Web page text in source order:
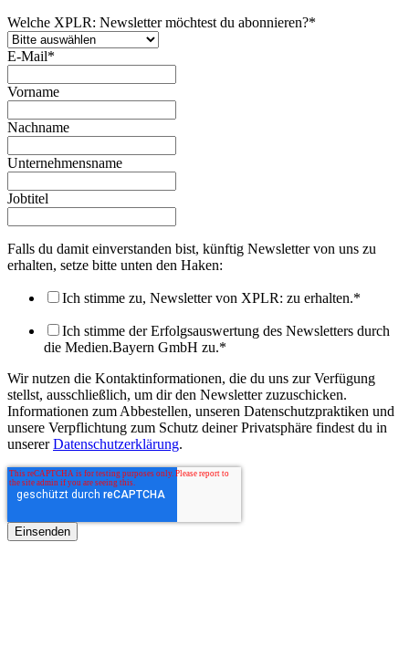
Welche XPLR: Newsletter möchtest du abonnieren?*
E-Mail*
Vorname
Nachname
Unternehmensname
Jobtitel
Falls du damit einverstanden bist, künftig Newsletter von uns zu
erhalten, setze bitte unten den Haken:
Ich stimme zu, Newsletter von XPLR: zu erhalten.*
Ich stimme der Erfolgsauswertung des Newsletters durch
die Medien.Bayern GmbH zu.*
Wir nutzen die Kontaktinformationen, die du uns zur Verfügung
stellst, ausschließlich, um dir den Newsletter zuzuschicken.
Informationen zum Abbestellen, unseren Datenschutzpraktiken und
unsere Verpflichtung zum Schutz deiner Privatsphäre findest du in
unsererDatenschutzerklärung.